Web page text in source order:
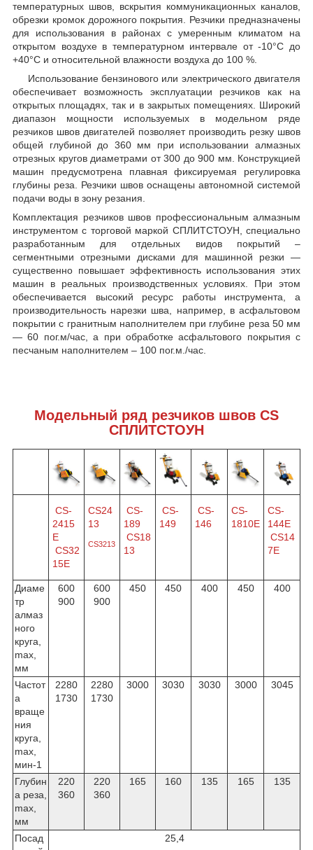
температурных швов, вскрытия коммуникационных каналов,
обрезки кромок дорожного покрытия. Резчики предназначены
для использования в районах с умеренным климатом на
открытом воздухе в температурном интервале от -10°С до
+40°С и относительной влажности воздуха до 100 %.
Использование бензинового или электрического двигателя
обеспечивает возможность эксплуатации резчиков как на
открытых площадях, так и в закрытых помещениях. Широкий
диапазон мощности используемых в модельном ряде
резчиков швов двигателей позволяет производить резку швов
общей глубиной до 360 мм при использовании алмазных
отрезных кругов диаметрами от 300 до 900 мм. Конструкцией
машин предусмотрена плавная фиксируемая регулировка
глубины реза. Резчики швов оснащены автономной системой
подачи воды в зону резания.
Комплектация резчиков швов профессиональным алмазным
инструментом с торговой маркой СПЛИТСТОУН, специально
разработанным для отдельных видов покрытий –
сегментными отрезными дисками для машинной резки —
существенно повышает эффективность использования этих
машин в реальных производственных условиях. При этом
обеспечивается высокий ресурс работы инструмента, а
производительность нарезки шва, например, в асфальтовом
покрытии с гранитным наполнителем при глубине реза 50 мм
— 60 пог.м/час, а при обработке асфальтового покрытия с
песчаным наполнителем – 100 пог.м./час.
Модельный ряд резчиков швов CS
СПЛИТСТОУН
CS-
2415
E
CS32
15E
CS24
13
CS3213
CS-
189
CS18
13
CS-
149
CS-
146
CS-
1810E
CS-
144E
CS14
7E
Диаме
тр
алмаз
ного
круга,
max,
мм
600
900
600
900
450 450 400 450 400
Частот
а
враще
ния
круга,
max,
мин-1
2280
1730
2280
1730
3000 3030 3030 3000 3045
Глубин
а реза,
max,
мм
220
360
220
360
165 160 135 165 135
Посад
25,4